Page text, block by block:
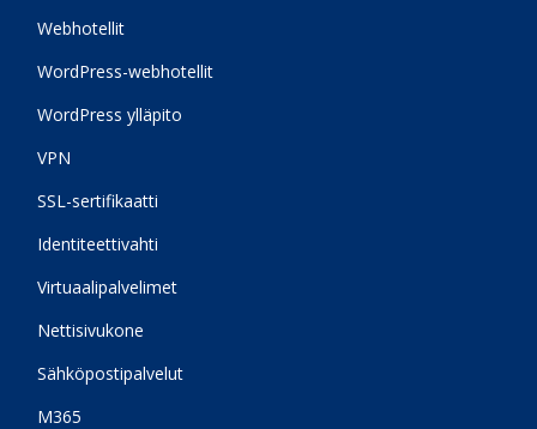
Webhotellit
WordPress-webhotellit
WordPress ylläpito
VPN
SSL-sertifikaatti
Identiteettivahti
Virtuaalipalvelimet
Nettisivukone
Sähköpostipalvelut
M365